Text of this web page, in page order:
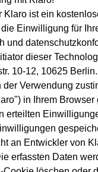
Klaro ist ein
Einwilligung für
und
dieser
10-12, 10625
der Verwendung
in Ihrem Browser
erteilten
an Entwickler von
erfassten Daten